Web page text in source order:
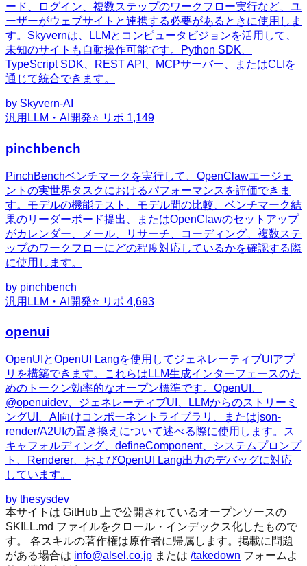
ード、ログイン、複数ステップのワークフロー実行など、ユ
ーザーがウェブサイトと連携する必要があるときに使用しま
す。Skyvernは、LLMとコンピュータビジョンを活用して、
未知のサイトも自動操作可能です。Python SDK、
TypeScript SDK、REST API、MCPサーバー、またはCLIを
通じて統合できます。
by Skyvern-AI
汎用 LLM・AI開発⭐ リポ 1,149
pinchbench
PinchBenchベンチマークを実行して、OpenClawエージェ
ントの実世界タスクにおけるパフォーマンスを評価できま
す。モデルの機能テスト、モデル間の比較、ベンチマーク結
果のリーダーボード提出、またはOpenClawのセットアップ
がカレンダー、メール、リサーチ、コーディング、複数ステ
ップのワークフローにどの程度対応しているかを確認する際
に使用します。
by pinchbench
汎用 LLM・AI開発⭐ リポ 4,693
openui
OpenUIとOpenUI Langを使用してジェネレーティブUIアプ
リを構築できます。これらはLLM生成インターフェースのた
めのトークン効率的なオープン標準です。OpenUI、
@openuidev、ジェネレーティブUI、LLMからのストリーミ
ングUI、AI向けコンポーネントライブラリ、またはjson-
render/A2UIの置き換えについて述べる際に使用します。ス
キャフォルディング、defineComponent、システムプロンプ
ト、Renderer、およびOpenUI Lang出力のデバッグに対応
しています。
by thesysdev
本サイトは GitHub 上で公開されているオープンソースの
SKILL.md ファイルをクロール・インデックス化したもので
す。 各スキルの著作権は原作者に帰属します。掲載に問題
がある場合は info@alsel.co.jp または /takedown フォームよ